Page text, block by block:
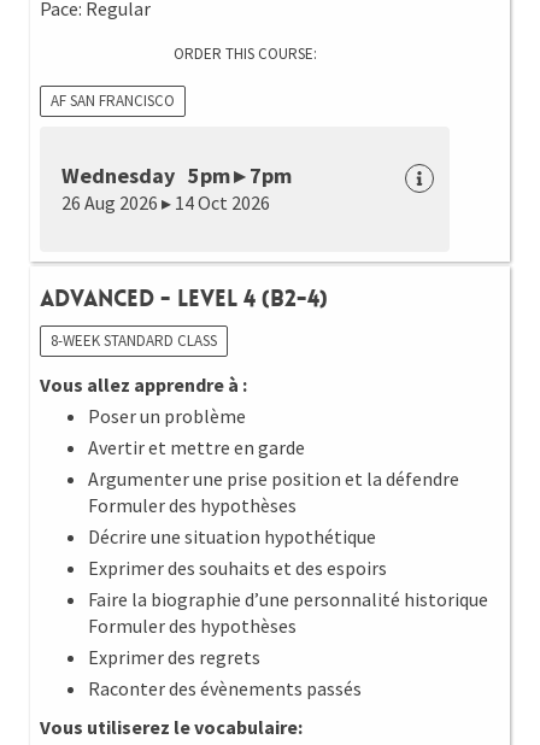
Pace: Regular
ORDER THIS COURSE:
AF SAN FRANCISCO
Wednesday 5pm ▸ 7pm
26 Aug 2026 ▸ 14 Oct 2026
Advanced - Level 4 (B2-4)
8-WEEK STANDARD CLASS
Vous allez apprendre à :
Poser un problème
Avertir et mettre en garde
Argumenter une prise position et la défendre
Formuler des hypothèses
Décrire une situation hypothétique
Exprimer des souhaits et des espoirs
Faire la biographie d’une personnalité historique
Formuler des hypothèses
Exprimer des regrets
Raconter des évènements passés
Vous utiliserez le vocabulaire: